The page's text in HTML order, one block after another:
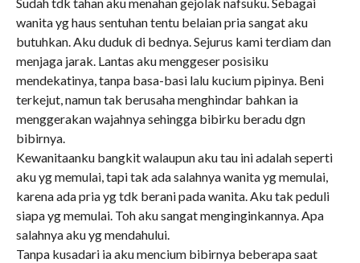
wanita yg haus sentuhan tentu belaian pria sangat aku
butuhkan. Aku duduk di bednya. Sejurus kami terdiam dan
menjaga jarak. Lantas aku menggeser posisiku
mendekatinya, tanpa basa-basi lalu kucium pipinya. Beni
terkejut, namun tak berusaha menghindar bahkan ia
menggerakan wajahnya sehingga bibirku beradu dgn
bibirnya.
Kewanitaanku bangkit walaupun aku tau ini adalah seperti
aku yg memulai, tapi tak ada salahnya wanita yg memulai,
karena ada pria yg tdk berani pada wanita. Aku tak peduli
siapa yg memulai. Toh aku sangat menginginkannya. Apa
salahnya aku yg mendahului.
Tanpa kusadari ia aku mencium bibirnya beberapa saat